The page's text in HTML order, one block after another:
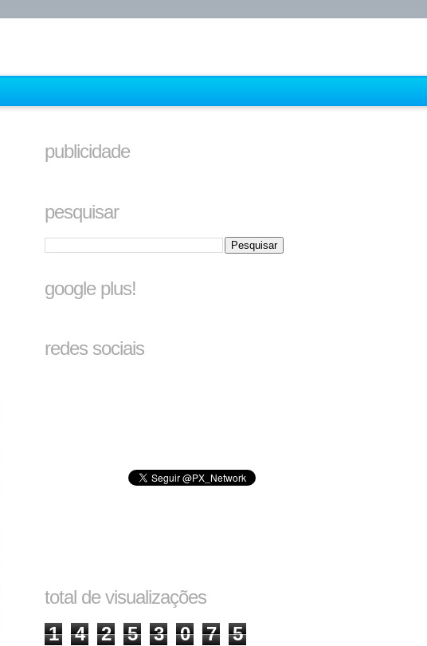
publicidade
pesquisar
google plus!
redes sociais
total de visualizações
1
4 2 5 3 0 7 5